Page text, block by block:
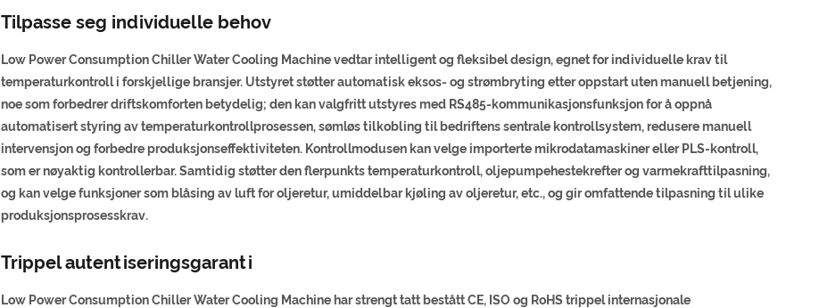
Tilpasse seg individuelle behov
Low Power Consumption Chiller Water Cooling Machine vedtar intelligent og fleksibel design, egnet for individuelle krav til
temperaturkontroll i forskjellige bransjer. Utstyret støtter automatisk eksos- og strømbryting etter oppstart uten manuell betjening,
noe som forbedrer driftskomforten betydelig; den kan valgfritt utstyres med RS485-kommunikasjonsfunksjon for å oppnå
automatisert styring av temperaturkontrollprosessen, sømløs tilkobling til bedriftens sentrale kontrollsystem, redusere manuell
intervensjon og forbedre produksjonseffektiviteten. Kontrollmodusen kan velge importerte mikrodatamaskiner eller PLS-kontroll,
som er nøyaktig kontrollerbar. Samtidig støtter den flerpunkts temperaturkontroll, oljepumpehestekrefter og varmekrafttilpasning,
og kan velge funksjoner som blåsing av luft for oljeretur, umiddelbar kjøling av oljeretur, etc., og gir omfattende tilpasning til ulike
produksjonsprosesskrav.
Trippel autentiseringsgaranti
Low Power Consumption Chiller Water Cooling Machine har strengt tatt bestått CE, ISO og RoHS trippel internasjonale